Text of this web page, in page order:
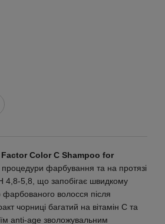
Color C Shampoo for
фарбування та на протязі
4,8-5,8, що запобігає швидкому
фарбованого волосся після
чорниці багатий на вітамін С та
anti-age зволожувальним